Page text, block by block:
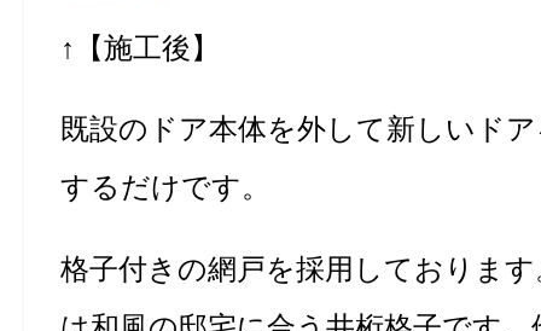
↑【施工後】
既設のドア本体を外して新しいド
するだけです。
格子付きの網戸を採用しておりま